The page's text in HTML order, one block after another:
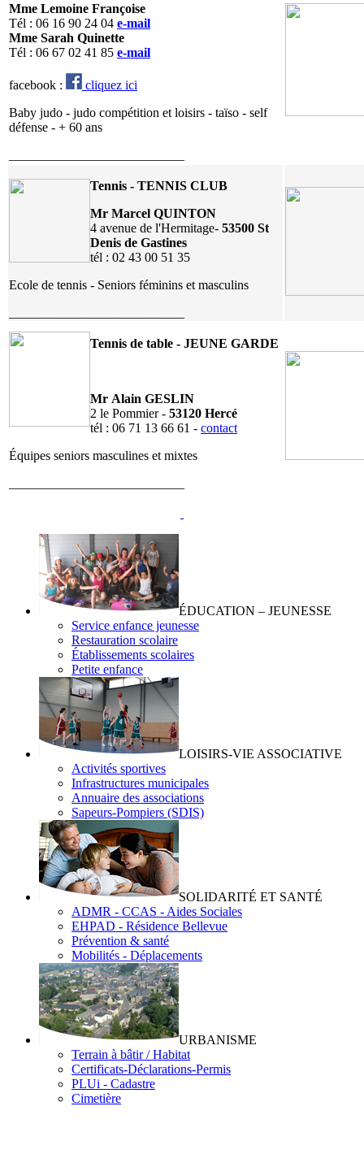
Mme Lemoine Françoise
Tél : 06 16 90 24 04 e-mail
Mme Sarah Quinette
Tél : 06 67 02 41 85 e-mail
facebook :
cliquez ici
Baby judo - judo compétition et loisirs - taïso - self
défense - + 60 ans
Tennis - TENNIS CLUB
Mr Marcel QUINTON
4 avenue de l'Hermitage- 53500 St
Denis de Gastines
tél : 02 43 00 51 35
Ecole de tennis - Seniors féminins et masculins
Tennis de table - JEUNE GARDE
Mr Alain GESLIN
2 le Pommier - 53120 Hercé
tél : 06 71 13 66 61 - contact
Équipes seniors masculines et mixtes
ÉDUCATION – JEUNESSE
Service enfance jeunesse
Restauration scolaire
Établissements scolaires
Petite enfance
LOISIRS-VIE ASSOCIATIVE
Activités sportives
Infrastructures municipales
Annuaire des associations
Sapeurs-Pompiers (SDIS)
SOLIDARITÉ ET SANTÉ
ADMR - CCAS - Aides Sociales
EHPAD - Résidence Bellevue
Prévention & santé
Mobilités - Déplacements
URBANISME
Terrain à bâtir / Habitat
Certificats-Déclarations-Permis
PLUi - Cadastre
Cimetière